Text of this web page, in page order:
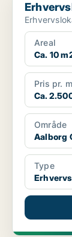
Areal
Ca. 10
Pris pr.
Ca.
Område
Aalborg
Type